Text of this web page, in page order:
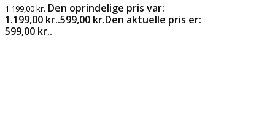
1.199,00kr. Den oprindelige pris var:
1.199,00 kr..599,00 kr.Den aktuelle pris er:
599,00 kr..